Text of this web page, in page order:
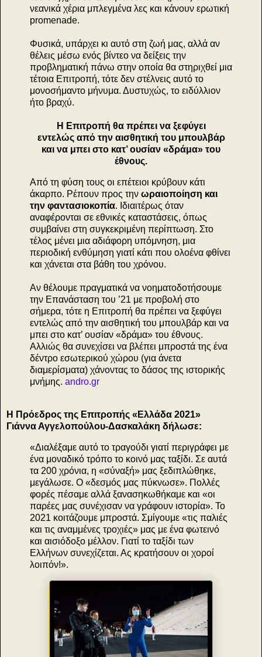
νεανικά χέρια μπλεγμένα λες και κάνουν ερωτική
promenade.
Φυσικά, υπάρχει κι αυτό στη ζωή μας, αλλά αν
θέλεις μέσω ενός βίντεο να δείξεις την
προβληματική πάνω στην οποία θα στηριχθεί μια
τέτοια Επιτροπή, τότε δεν στέλνεις αυτό το
μονοσήμαντο μήνυμα. Δυστυχώς, το ειδύλλιον
ήτο βραχύ.
Η Επιτροπή θα πρέπει να ξεφύγει
εντελώς από την αισθητική του μπουλβάρ
και να μπει στο κατ’ ουσίαν «δράμα» του
έθνους.
Από τη φύση τους οι επέτειοι κρύβουν κάτι
άκαρπο. Ρέπουν προς την ωραιοποίηση και
την φαντασιοκοπία. Ιδιαιτέρως όταν
αναφέρονται σε εθνικές καταστάσεις, όπως
συμβαίνει στη συγκεκριμένη περίπτωση. Στο
τέλος μένει μια αδιάφορη υπόμνηση, μια
περιοδική ενθύμηση γιατί κάτι που ολοένα φθίνει
και χάνεται στα βάθη του χρόνου.
Αν θέλουμε πραγματικά να νοηματοδοτήσουμε
την Επανάσταση του ’21 με προβολή στο
σήμερα, τότε η Επιτροπή θα πρέπει να ξεφύγει
εντελώς από την αισθητική του μπουλβάρ και να
μπει στο κατ’ ουσίαν «δράμα» του έθνους.
Αλλιώς θα συνεχίσει να βλέπει μπροστά της ένα
δέντρο εσωτερικού χώρου (για άνετα
διαμερίσματα) χάνοντας το δάσος της ιστορικής
μνήμης. andro.gr
Η Πρόεδρος της Επιτροπής «Ελλάδα 2021»
Γιάννα Αγγελοπούλου-Δασκαλάκη δήλωσε:
«Διαλέξαμε αυτό το τραγούδι γιατί περιγράφει με
ένα μοναδικό τρόπο το κοινό μας ταξίδι. Σε αυτά
τα 200 χρόνια, η «σύναξή» μας ξεδιπλώθηκε,
μεγάλωσε. Ο «δεσμός μας πύκνωσε». Πολλές
φορές πέσαμε αλλά ξανασηκωθήκαμε και «οι
παρέες μας συνέχισαν να γράφουν ιστορία». Το
2021 κοιτάζουμε μπροστά. Σμίγουμε «τις παλιές
και τις αναμμένες τροχιές» μας με ένα φωτεινό
και αισιόδοξο μέλλον. Γιατί το ταξίδι των
Ελλήνων συνεχίζεται. Ας κρατήσουν οι χοροί
λοιπόν!».